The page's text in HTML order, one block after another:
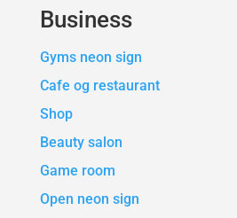
Business
Gyms neon sign
Cafe og restaurant
Shop
Beauty salon
Game room
Open neon sign